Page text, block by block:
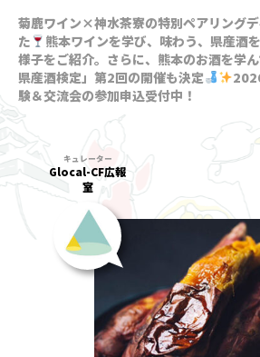
菊鹿ワイン×神水茶寮の特別ペアリング
た
熊本ワインを学び、味わう、県産酒
様子をご紹介。さらに、熊本のお酒を学
県産酒検定」第2回の開催も決定
験＆交流会の参加申込受付中！
Glocal-CF広報
室